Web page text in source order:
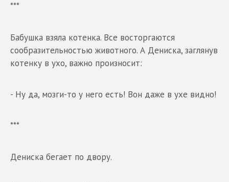
***
Бабушка взяла котенка. Все восторгаются
сообразительностью животного. А Дениска, заглянув
котенку в ухо, важно произносит:
- Ну да, мозги-то у него есть! Вон даже в ухе видно!
***
Дениска бегает по двору.